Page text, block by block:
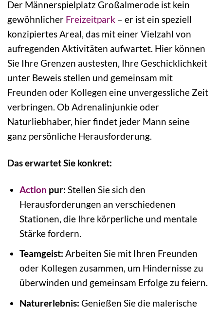
Der Männerspielplatz Großalmerode ist kein
gewöhnlicher Freizeitpark – er ist ein speziell
konzipiertes Areal, das mit einer Vielzahl von
aufregenden Aktivitäten aufwartet. Hier können
Sie Ihre Grenzen austesten, Ihre Geschicklichkeit
unter Beweis stellen und gemeinsam mit
Freunden oder Kollegen eine unvergessliche Zeit
verbringen. Ob Adrenalinjunkie oder
Naturliebhaber, hier findet jeder Mann seine
ganz persönliche Herausforderung.
Das erwartet Sie konkret:
Action pur: Stellen Sie sich den
Herausforderungen an verschiedenen
Stationen, die Ihre körperliche und mentale
Stärke fordern.
Teamgeist: Arbeiten Sie mit Ihren Freunden
oder Kollegen zusammen, um Hindernisse zu
überwinden und gemeinsam Erfolge zu feiern.
Naturerlebnis: Genießen Sie die malerische